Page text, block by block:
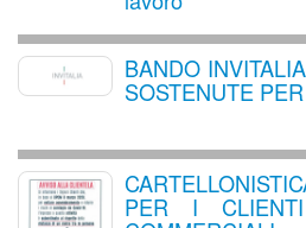
BANDO
SOSTENUTE
PER I